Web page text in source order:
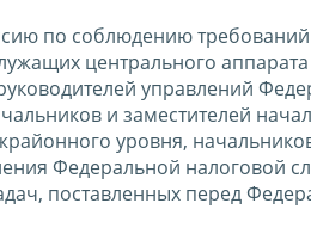
по соблюдению
центрального
управлений
и заместителей
уровня,
Федеральной налоговой
поставленных перед